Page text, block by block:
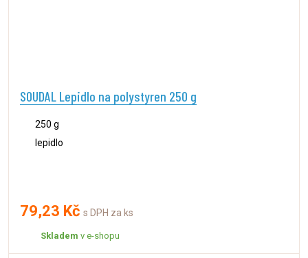
SOUDAL Lepidlo na polystyren 250 g
250 g
lepidlo
79,23 Kč s DPH za ks
Skladem v e-shopu